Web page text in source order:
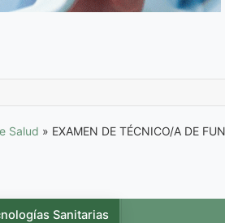
Salud » EXAMEN DE TÉCNICO/A DE
Sanitarias